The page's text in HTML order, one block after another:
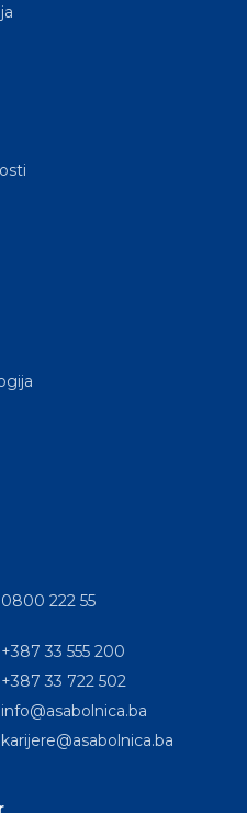
0800 222 55
+387 33 555 200
+387 33 722 502
info@asabolnica.ba
karijere@asabolnica.ba